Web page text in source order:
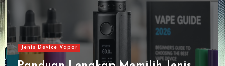
Jenis Device Vapor